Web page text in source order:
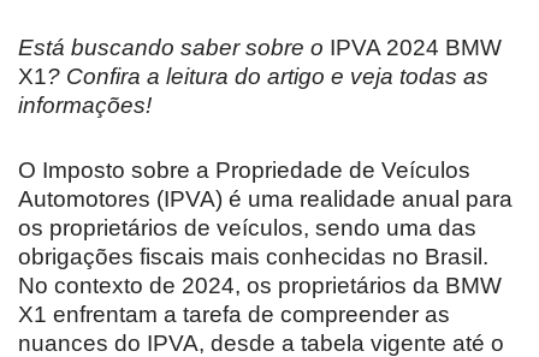
Está buscando saber sobre o IPVA 2024 BMW
X1? Confira a leitura do artigo e veja todas as
informações!
O Imposto sobre a Propriedade de Veículos
Automotores (IPVA) é uma realidade anual para
os proprietários de veículos, sendo uma das
obrigações fiscais mais conhecidas no Brasil.
No contexto de 2024, os proprietários da BMW
X1 enfrentam a tarefa de compreender as
nuances do IPVA, desde a tabela vigente até o